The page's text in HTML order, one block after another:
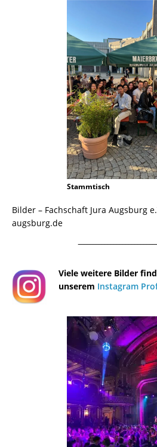
Stammtisch
Bilder – Fachschaft Jura Augsburg
augsburg.de
Viele weitere Bilder
unserem Instagram